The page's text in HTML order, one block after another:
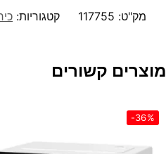
מק"ט: 117755 קטגוריות:
מוצרים קשורים
-36%